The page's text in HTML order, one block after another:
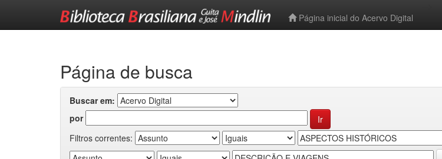
Página inicial do Acervo Digital
Página de busca
Buscar em:
por
Filtros correntes: